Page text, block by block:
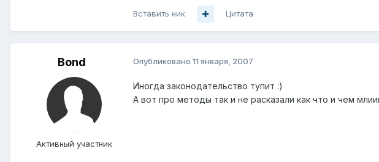
Вставить ник Цитата
Bond
Активный участник
Опубликовано 11 января, 2007
Иногда законодательство тупит :)
А вот про методы так и не расказали как что и чем